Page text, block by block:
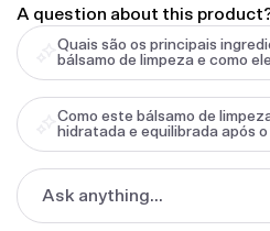
A question about this
Quais são os principais
bálsamo de limpeza e como
Como este bálsamo de
hidratada e equilibrada após o